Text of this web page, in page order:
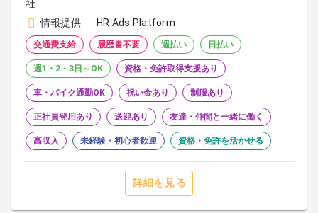
社
情報提供
HR Ads Platform
交通費支給 履歴書不要 週払い 日払い
週1・2・3日～OK 資格・免許取得支援あり
車・バイク通勤OK 祝い金あり 制服あり
正社員登用あり 送迎あり 友達・仲間と一緒に働く
高収入 未経験・初心者歓迎 資格・免許を活かせる
詳細を見る